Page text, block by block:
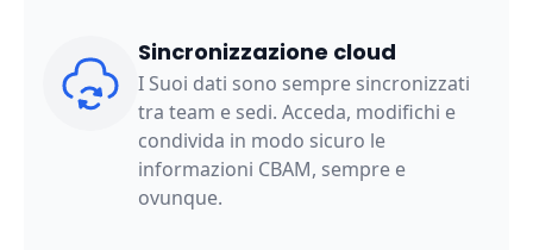
Sincronizzazione cloud
I Suoi dati sono sempre sincronizzati
tra team e sedi. Acceda, modifichi e
condivida in modo sicuro le
informazioni CBAM, sempre e
ovunque.